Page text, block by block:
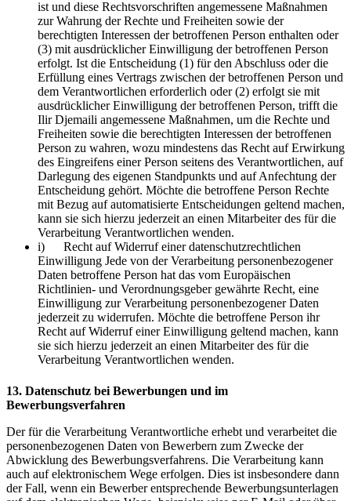
ist und diese Rechtsvorschriften angemessene Maßnahmen
zur Wahrung der Rechte und Freiheiten sowie der
berechtigten Interessen der betroffenen Person enthalten oder
(3) mit ausdrücklicher Einwilligung der betroffenen Person
erfolgt. Ist die Entscheidung (1) für den Abschluss oder die
Erfüllung eines Vertrags zwischen der betroffenen Person und
dem Verantwortlichen erforderlich oder (2) erfolgt sie mit
ausdrücklicher Einwilligung der betroffenen Person, trifft die
Ilir Djemaili angemessene Maßnahmen, um die Rechte und
Freiheiten sowie die berechtigten Interessen der betroffenen
Person zu wahren, wozu mindestens das Recht auf Erwirkung
des Eingreifens einer Person seitens des Verantwortlichen, auf
Darlegung des eigenen Standpunkts und auf Anfechtung der
Entscheidung gehört. Möchte die betroffene Person Rechte
mit Bezug auf automatisierte Entscheidungen geltend machen,
kann sie sich hierzu jederzeit an einen Mitarbeiter des für die
Verarbeitung Verantwortlichen wenden.
i) Recht auf Widerruf einer datenschutzrechtlichen
Einwilligung Jede von der Verarbeitung personenbezogener
Daten betroffene Person hat das vom Europäischen
Richtlinien- und Verordnungsgeber gewährte Recht, eine
Einwilligung zur Verarbeitung personenbezogener Daten
jederzeit zu widerrufen. Möchte die betroffene Person ihr
Recht auf Widerruf einer Einwilligung geltend machen, kann
sie sich hierzu jederzeit an einen Mitarbeiter des für die
Verarbeitung Verantwortlichen wenden.
13. Datenschutz bei Bewerbungen und im
Bewerbungsverfahren
Der für die Verarbeitung Verantwortliche erhebt und verarbeitet die
personenbezogenen Daten von Bewerbern zum Zwecke der
Abwicklung des Bewerbungsverfahrens. Die Verarbeitung kann
auch auf elektronischem Wege erfolgen. Dies ist insbesondere dann
der Fall, wenn ein Bewerber entsprechende Bewerbungsunterlagen